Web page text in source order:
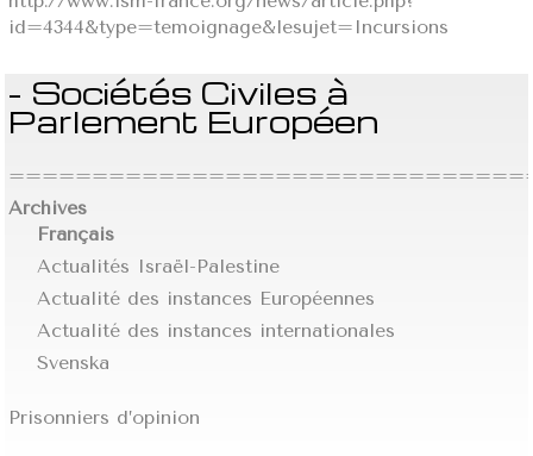
id=4344&type=temoignage&lesujet=Incursions
- Sociétés Civiles à
Parlement Européen
Archives
Français
Actualités Israël-Palestine
Actualité des instances Européennes
Actualité des instances internationales
Svenska
Prisonniers d’opinion